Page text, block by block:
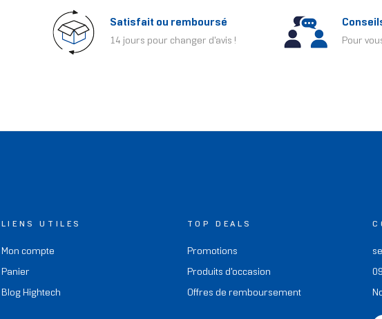
Satisfait ou remboursé
14 jours pour changer d'avis ! Pour
LIENS UTILES
Mon compte
Panier
Blog Hightech
TOP DEALS
Promotions
Produits d'occasion
Offres de remboursement